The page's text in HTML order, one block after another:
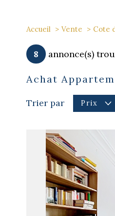
Accueil Vente Cote
8 annonce(s)
Achat
Trier par Prix